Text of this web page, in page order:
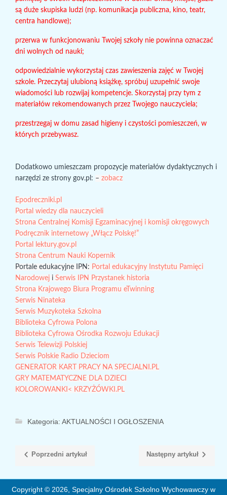
są duże skupiska ludzi (np. komunikacja publiczna, kino, teatr,
centra handlowe);
przerwa w funkcjonowaniu Twojej szkoły nie powinna oznaczać
dni wolnych od nauki;
odpowiedzialnie wykorzystaj czas zawieszenia zajęć w Twojej
szkole. Przeczytaj ulubioną książkę, spróbuj uzupełnić swoje
wiadomości lub rozwijaj kompetencje. Skorzystaj przy tym z
materiałów rekomendowanych przez Twojego nauczyciela;
przestrzegaj w domu zasad higieny i czystości pomieszczeń, w
których przebywasz.
Dodatkowo umieszczam propozycje materiałów dydaktycznych i
narzędzi ze strony gov.pl: – zobacz
Epodreczniki.pl
Portal wiedzy dla nauczycieli
Strona Centralnej Komisji Egzaminacyjnej i komisji okręgowych
Podręcznik internetowy „Włącz Polskę!”
Portal lektury.gov.pl
Strona Centrum Nauki Kopernik
Portale edukacyjne IPN: Portal edukacyjny Instytutu Pamięci
Narodowej i Serwis IPN Przystanek historia
Strona Krajowego Biura Programu eTwinning
Serwis Ninateka
Serwis Muzykoteka Szkolna
Biblioteka Cyfrowa Polona
Biblioteka Cyfrowa Ośrodka Rozwoju Edukacji
Serwis Telewizji Polskiej
Serwis Polskie Radio Dzieciom
GENERATOR KART PRACY NA SPECJALNI.PL
GRY MATEMATYCZNE DLA DZIECI
KOLOROWANKI< KRZYŻÓWKI.PL
Kategoria: AKTUALNOŚCI I OGŁOSZENIA
Poprzedni artykuł Następny artykuł
Copyright © 2026, Specjalny Ośrodek Szkolno Wychowawczy w